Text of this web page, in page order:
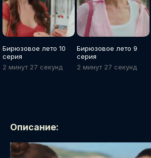
Бирюзовое лето 10
серия
2 минут 27 cекунд
Бирюзовое лето 9
серия
2 минут 27 cекунд
Описание: